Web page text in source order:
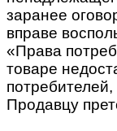
заранее
вправе
«Права
товаре
Продавцу